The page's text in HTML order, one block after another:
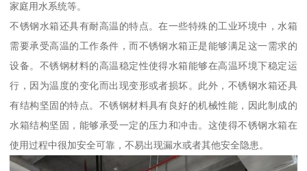
家庭用水系统等。
不锈钢水箱还具有耐高温的特点。在一些特殊的工业环境中，水箱
需要承受高温的工作条件，而不锈钢水箱正是能够满足这一需求的
设备。不锈钢材料的高温稳定性使得水箱能够在高温环境下稳定运
行，因为温度的变化而出现变形或者损坏。此外，不锈钢水箱还具
有结构坚固的特点。不锈钢材料具有良好的机械性能，因此制成的
水箱结构坚固，能够承受一定的压力和冲击。这使得不锈钢水箱在
使用过程中很加安全可靠，不易出现漏水或者其他安全隐患。